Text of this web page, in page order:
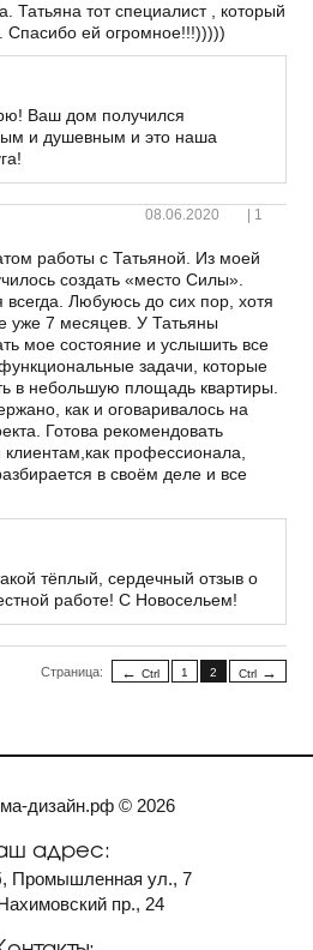
Татьяна тот специалист , который
Спасибо ей огромное!!!)))))
Ваш дом получился
и душевным и это наша
08.06.2020 1
работы с Татьяной. Из моей
создать «место Силы».
Любуюсь до сих пор, хотя
уже 7 месяцев. У Татьяны
мое состояние и услышить все
задачи, которые
в небольшую площадь квартиры.
как и оговаривалось на
Готова рекомендовать
профессионала,
в своём деле и все
тёплый, сердечный отзыв о
работе! С Новосельем!
Страница: Ctrl 1 2 Ctrl
дизайн.рф © 2026
адрес:
Промышленная ул., 7
пр., 24